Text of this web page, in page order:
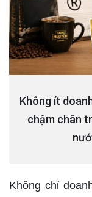
Không ít
chậm chân
Không chỉ